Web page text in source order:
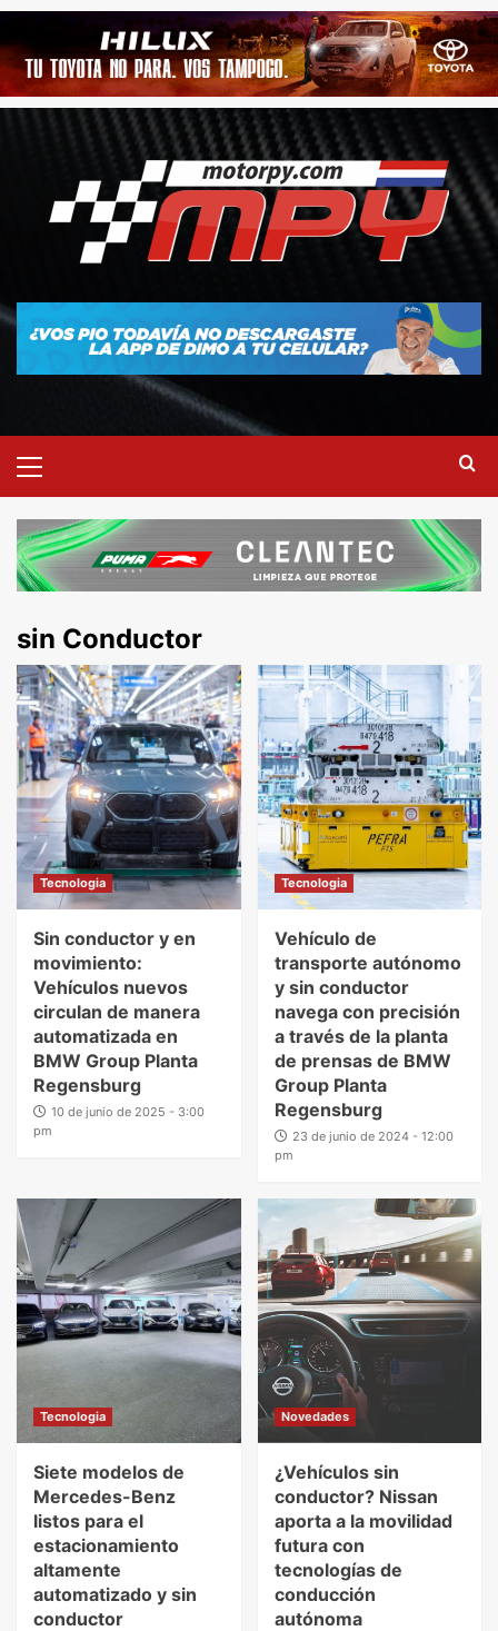
sin Conductor
Tecnologia
Sin conductor y en
movimiento:
Vehículos nuevos
circulan de manera
automatizada en
BMW Group Planta
Regensburg
10 de junio de 2025 - 3:00
pm
Tecnologia
Vehículo de
transporte autónomo
y sin conductor
navega con precisión
a través de la planta
de prensas de BMW
Group Planta
Regensburg
23 de junio de 2024 - 12:00
pm
Tecnologia
Siete modelos de
Mercedes-Benz
listos para el
estacionamiento
altamente
automatizado y sin
conductor
Novedades
¿Vehículos sin
conductor? Nissan
aporta a la movilidad
futura con
tecnologías de
conducción
autónoma